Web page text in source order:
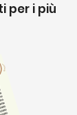
per i più